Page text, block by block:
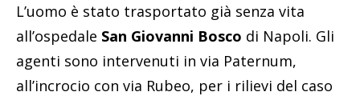
L’uomo è stato trasportato già senza vita
all’ospedale San Giovanni Bosco di Napoli. Gli
agenti sono intervenuti in via Paternum,
all’incrocio con via Rubeo, per i rilievi del caso